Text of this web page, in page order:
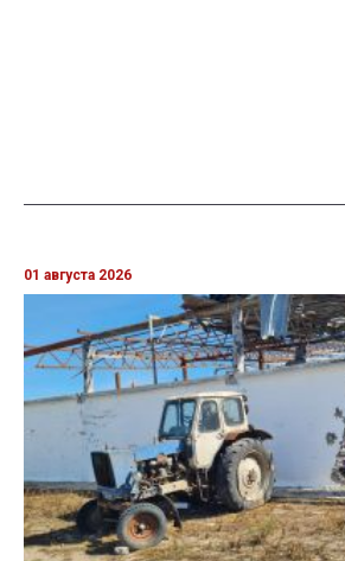
01 августа 2026